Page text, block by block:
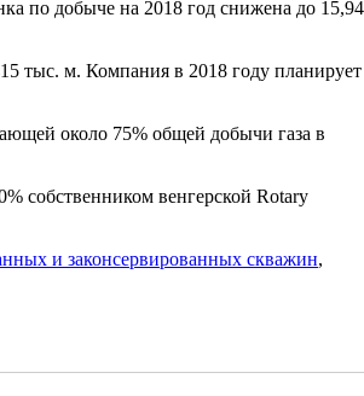
по добыче на 2018 год снижена до 15,94
тыс. м. Компания в 2018 году планирует
около 75% общей добычи газа в
собственником венгерской Rotary
и законсервированных скважин,